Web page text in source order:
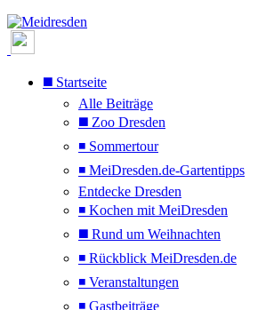
◼️ Startseite
Alle Beiträge
◼️ Zoo Dresden
◾ Sommertour
◾ MeiDresden.de-Gartentipps
Entdecke Dresden
◾ Kochen mit MeiDresden
◼️ Rund um Weihnachten
◾ Rückblick MeiDresden.de
◾ Veranstaltungen
◾ Gastbeiträge